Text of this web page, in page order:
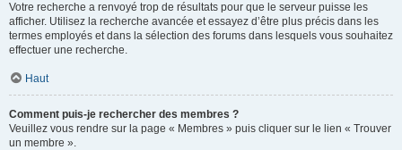
Votre recherche a renvoyé trop de résultats pour que le serveur puisse les
afficher. Utilisez la recherche avancée et essayez d’être plus précis dans les
termes employés et dans la sélection des forums dans lesquels vous souhaitez
effectuer une recherche.
Haut
Comment puis-je rechercher des membres ?
Veuillez vous rendre sur la page « Membres » puis cliquer sur le lien « Trouver
un membre ».